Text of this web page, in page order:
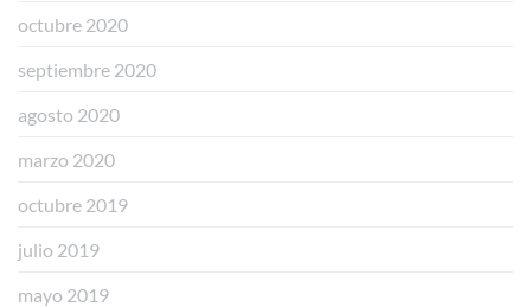
octubre 2020
septiembre 2020
agosto 2020
marzo 2020
octubre 2019
julio 2019
mayo 2019